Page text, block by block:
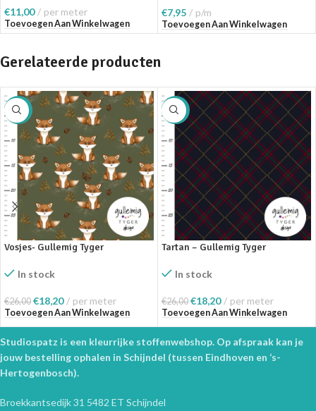
€11,00 per meter
Toevoegen Aan Winkelwagen
€7,95 p/m
Toevoegen Aan Winkelwagen
Gerelateerde producten
SALE
Vosjes- Gullemig Tyger
In stock
€26,00 €18,20 per meter
Toevoegen Aan Winkelwagen
SALE
Tartan – Gullemig Tyger
In stock
€26,00 €18,20 per meter
Toevoegen Aan Winkelwagen
Studiospatz is een kleurrijke stoffenwebshop. Op afspraak kan je
jouw bestelling ophalen in Schijndel (tussen Eindhoven en ‘s-
Hertogenbosch).
Broekkantsedijk 31 5482 ET Schijndel